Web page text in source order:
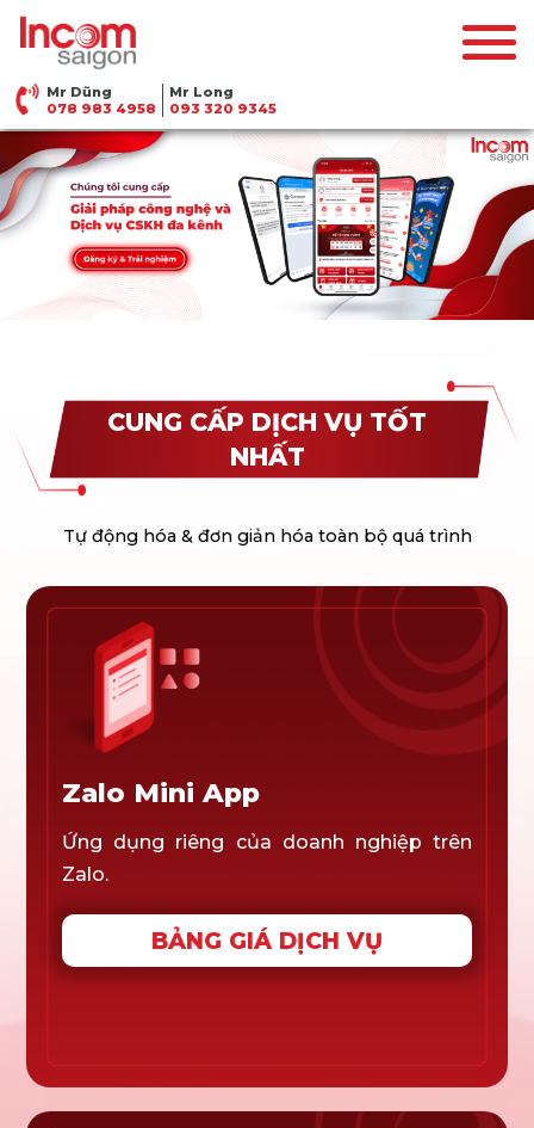
Mr Dũng
078 983 4958
Mr Long
093 320 9345
CUNG CẤP DỊCH VỤ TỐT
NHẤT
Tự động hóa & đơn giản hóa toàn bộ quá trình
Zalo Mini App
Ứng dụng riêng của doanh nghiệp trên
Zalo.
BẢNG GIÁ DỊCH VỤ